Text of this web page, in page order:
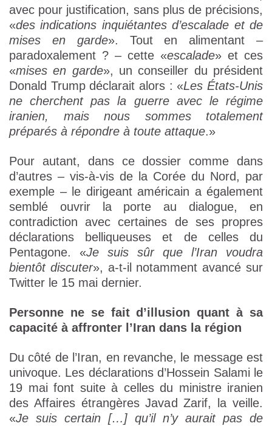
avec pour justification, sans plus de précisions,
«des indications inquiétantes d’escalade et de
mises en garde». Tout en alimentant –
paradoxalement ? – cette «escalade» et ces
«mises en garde», un conseiller du président
Donald Trump déclarait alors : «Les États-Unis
ne cherchent pas la guerre avec le régime
iranien, mais nous sommes totalement
préparés à répondre à toute attaque.»
Pour autant, dans ce dossier comme dans
d’autres – vis-à-vis de la Corée du Nord, par
exemple – le dirigeant américain a également
semblé ouvrir la porte au dialogue, en
contradiction avec certaines de ses propres
déclarations belliqueuses et de celles du
Pentagone. «Je suis sûr que l’Iran voudra
bientôt discuter», a-t-il notamment avancé sur
Twitter le 15 mai dernier.
Personne ne se fait d’illusion quant à sa
capacité à affronter l’Iran dans la région
Du côté de l’Iran, en revanche, le message est
univoque. Les déclarations d’Hossein Salami le
19 mai font suite à celles du ministre iranien
des Affaires étrangères Javad Zarif, la veille.
«Je suis certain […] qu’il n’y aurait pas de